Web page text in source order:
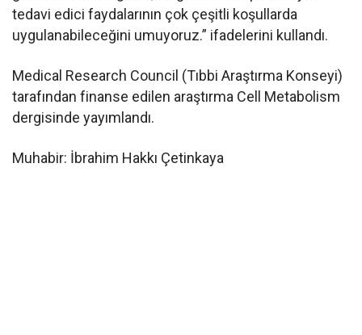
tedavi edici faydalarının çok çeşitli koşullarda
uygulanabileceğini umuyoruz.” ifadelerini kullandı.
Medical Research Council (Tıbbi Araştırma Konseyi)
tarafından finanse edilen araştırma Cell Metabolism
dergisinde yayımlandı.
Muhabir: İbrahim Hakkı Çetinkaya